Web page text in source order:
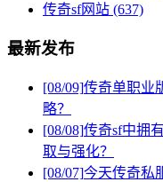
传奇sf网站 (637)
最新发布
[08/09]传奇单职业
略？
[08/08]传奇sf中拥
取与强化？
[08/07]今天传奇私